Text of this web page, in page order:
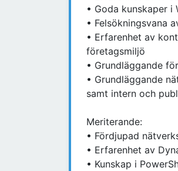
• Goda kunskaper i
• Felsökningsvana
• Erfarenhet av
företagsmiljö
• Grundläggande
• Grundläggande
samt intern och
Meriterande:
• Fördjupad
• Erfarenhet av
• Kunskap i